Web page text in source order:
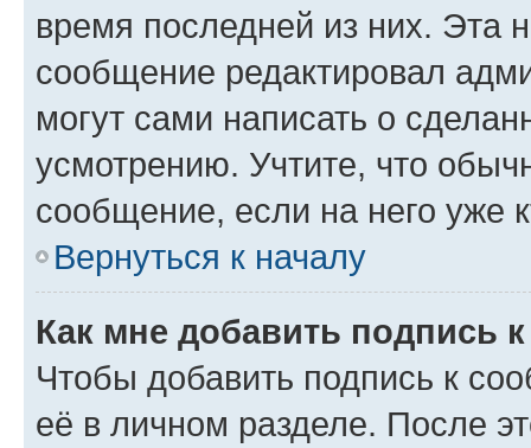
время последней из них. Эта
сообщение редактировал
могут сами написать о
усмотрению. Учтите, что
сообщение, если на него уже
Вернуться к началу
Как мне добавить подпись
Чтобы добавить подпись к
её в личном разделе. После